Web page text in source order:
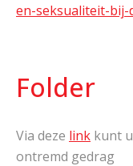
en-seksualiteit-
Folder
Via deze link kunt
ontremd gedrag